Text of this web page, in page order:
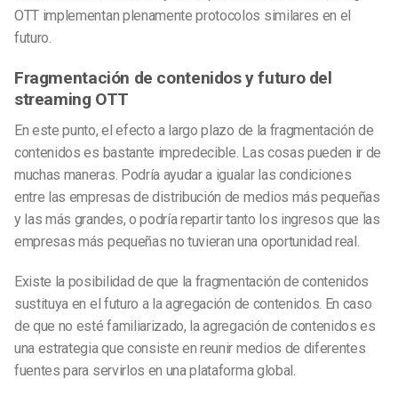
OTT implementan plenamente protocolos similares en el
futuro.
Fragmentación de contenidos y futuro del
streaming OTT
En este punto, el efecto a largo plazo de la fragmentación de
contenidos es bastante impredecible. Las cosas pueden ir de
muchas maneras. Podría ayudar a igualar las condiciones
entre las empresas de distribución de medios más pequeñas
y las más grandes, o podría repartir tanto los ingresos que las
empresas más pequeñas no tuvieran una oportunidad real.
Existe la posibilidad de que la fragmentación de contenidos
sustituya en el futuro a la agregación de contenidos. En caso
de que no esté familiarizado, la agregación de contenidos es
una estrategia que consiste en reunir medios de diferentes
fuentes para servirlos en una plataforma global.